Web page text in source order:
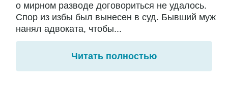
о мирном разводе договориться не удалось.
Спор из избы был вынесен в суд. Бывший муж
нанял адвоката, чтобы...
Читать полностью